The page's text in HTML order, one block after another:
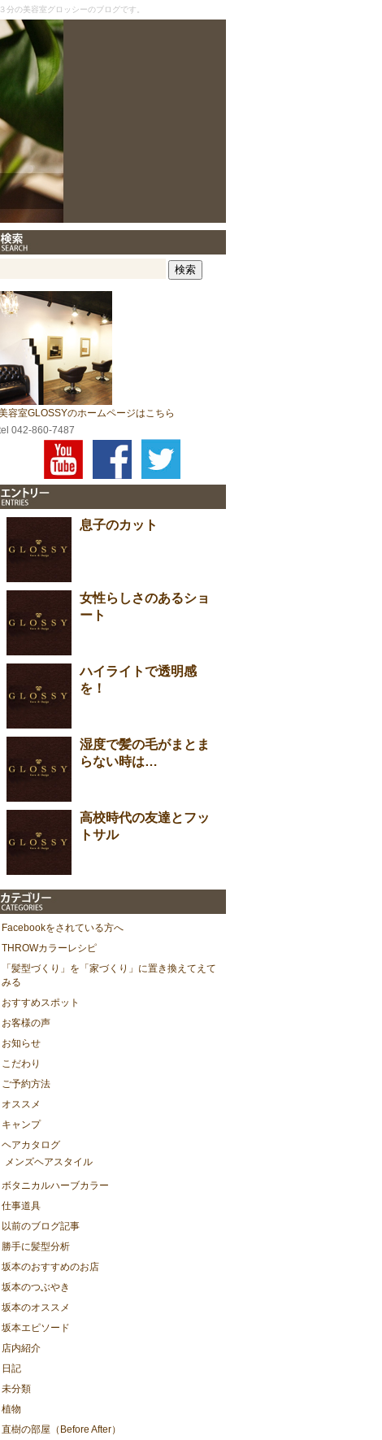
の美容室グロッシーのブログです。
容室GLOSSYのホームページはこちら
042-860-7487
息子のカット
女性らしさのあるショ
ート
ハイライトで透明感
を！
湿度で髪の毛がまとま
らない時は…
高校時代の友達とフッ
トサル
Facebookをされている方へ
THROWカラーレシピ
「髪型づくり」を「家づくり」に置き換えてえて
みる
おすすめスポット
お客様の声
お知らせ
こだわり
ご予約方法
オススメ
キャンプ
ヘアカタログ
メンズヘアスタイル
ボタニカルハーブカラー
仕事道具
以前のブログ記事
勝手に髪型分析
坂本のおすすめのお店
坂本のつぶやき
坂本のオススメ
坂本エピソード
店内紹介
日記
未分類
植物
直樹の部屋（Before After）